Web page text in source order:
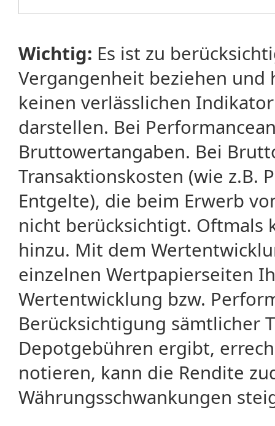
Wichtig: Es ist zu
Vergangenheit beziehen
keinen verlässlichen
darstellen. Bei
Bruttowertangaben. Bei
Transaktionskosten (wie z.B.
Entgelte), die beim Erwerb
nicht berücksichtigt. Oftmals
hinzu. Mit dem
einzelnen Wertpapierseiten
Wertentwicklung bzw.
Berücksichtigung sämtlicher
Depotgebühren ergibt,
notieren, kann die Rendite
Währungsschwankungen